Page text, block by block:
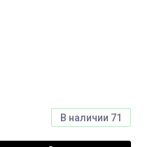
В наличии 71